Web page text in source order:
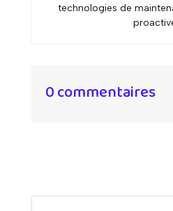
technologies de
0 commentaires